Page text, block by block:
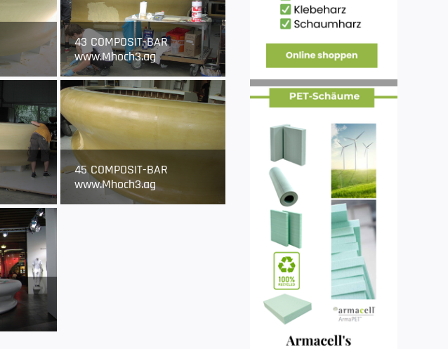
43 COMPOSIT-BAR
www.Mhoch3.ag
45 COMPOSIT-BAR
www.Mhoch3.ag